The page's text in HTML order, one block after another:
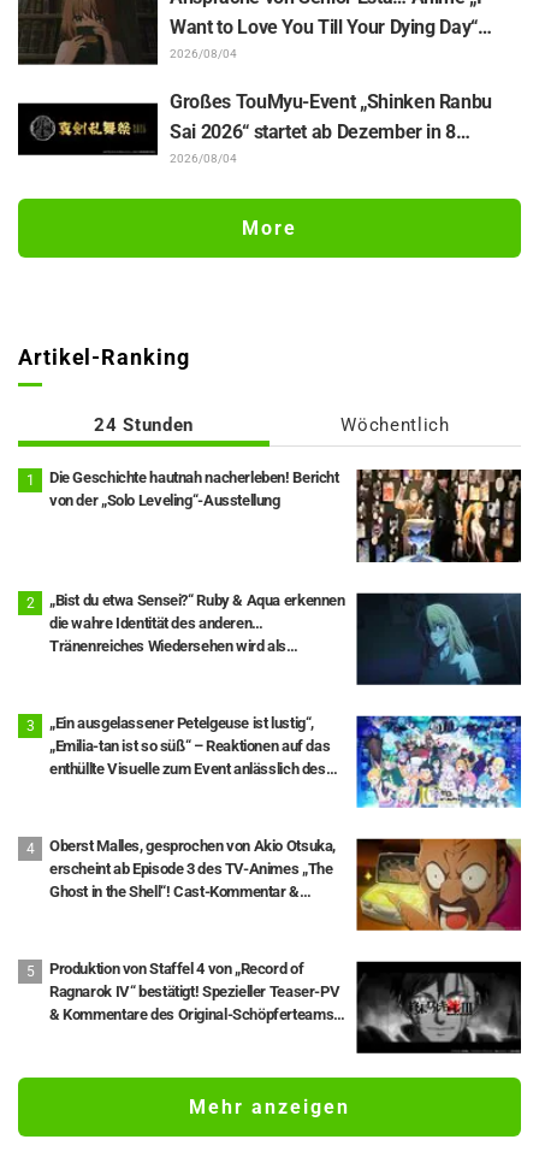
auf die Pelle rückt
Want to Love You Till Your Dying Day“
Enthüllung von Synopsis für Episode 5,
Szenenausschnitten, WEB-Trailer und
Episodenposter
2026/08/04
Großes TouMyu-Event „Shinken Ranbu
Sai 2026“ startet ab Dezember in 8
Städten Japans! Alle 44 Touken Danshi
2026/08/04
More
Artikel-Ranking
24 Stunden Wöchentlich
Die Geschichte hautnah nacherleben! Bericht
von der „Solo Leveling“-Ausstellung
„Bist du etwa Sensei?“ Ruby & Aqua erkennen
die wahre Identität des anderen…
Tränenreiches Wiedersehen wird als
[Mein*Star]“ Episode 35
„Ein ausgelassener Petelgeuse ist lustig“,
„Emilia-tan ist so süß“ – Reaktionen auf das
enthüllte Visuelle zum Event anlässlich des
Oberst Malles, gesprochen von Akio Otsuka,
erscheint ab Episode 3 des TV-Animes „The
Ghost in the Shell“! Cast-Kommentar &
Produktion von Staffel 4 von „Record of
Ragnarok IV“ bestätigt! Spezieller Teaser-PV
& Kommentare des Original-Schöpferteams
Mehr anzeigen